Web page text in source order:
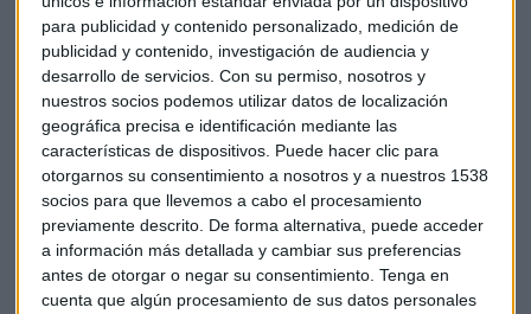
para publicidad y contenido personalizado, medición de
publicidad y contenido, investigación de audiencia y
desarrollo de servicios. Con su permiso, nosotros y
nuestros socios podemos utilizar datos de localización
geográfica precisa e identificación mediante las
características de dispositivos. Puede hacer clic para
otorgarnos su consentimiento a nosotros y a nuestros 1538
socios para que llevemos a cabo el procesamiento
previamente descrito. De forma alternativa, puede acceder
a información más detallada y cambiar sus preferencias
antes de otorgar o negar su consentimiento. Tenga en
cuenta que algún procesamiento de sus datos personales
rentabilidad de los bancos se sujeta a la subida de los tipos
de interés.
La pregunta es, ¿puede el banco mantenersu ritmo de
crecimiento en especial con un ROTEtan elevado? ¿Se
mantendrá cuando comiencen las bajadas de tipos por
parte del BCE?
El experto recuerda que los bancos son un sector cíclico y la
parte buena del ciclo está a punto de terminar, ya que se
espera que el BCE baje tipos pronto.